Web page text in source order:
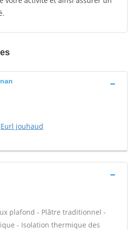
Eurl jouhaud
plafond - Plâtre traditionnel -
- Isolation thermique des